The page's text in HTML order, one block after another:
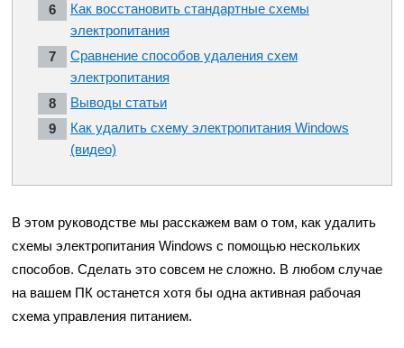
Как восстановить стандартные схемы
электропитания
Сравнение способов удаления схем
электропитания
Выводы статьи
Как удалить схему электропитания Windows
(видео)
В этом руководстве мы расскажем вам о том, как удалить
схемы электропитания Windows с помощью нескольких
способов. Сделать это совсем не сложно. В любом случае
на вашем ПК останется хотя бы одна активная рабочая
схема управления питанием.